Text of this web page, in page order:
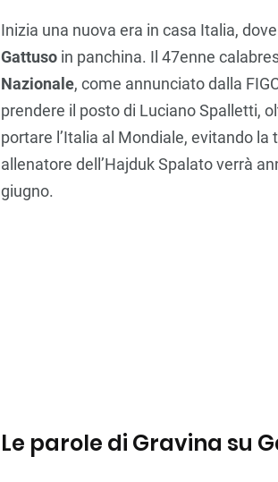
Inizia una nuova era in casa Italia,
Gattuso in panchina. Il 47enne
Nazionale, come annunciato dalla
prendere il posto di Luciano Spalletti,
portare l’Italia al Mondiale, evitando la
allenatore dell’Hajduk Spalato verrà
giugno.
Le parole di Gravina su